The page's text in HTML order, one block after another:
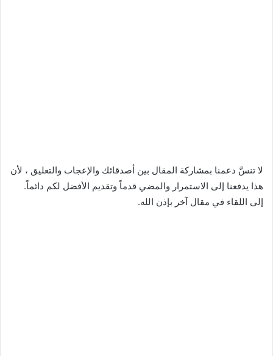
لا تنسَّ دعمنا بمشاركة المقال بين أصدقائك والإعجاب والتعليق ، لأن
هذا يدفعنا إلى الاستمرار والمضي قدماً وتقديم الأفضل لكم دائماً.
إلى اللقاء في مقال آخر بإذن الله.